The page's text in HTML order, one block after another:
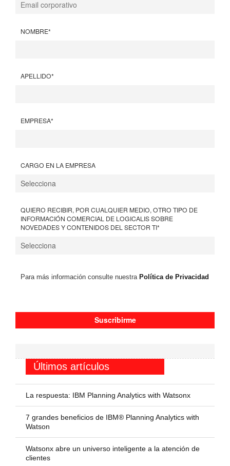
NOMBRE*
APELLIDO*
EMPRESA*
CARGO EN LA EMPRESA
QUIERO RECIBIR, POR CUALQUIER MEDIO, OTRO TIPO DE
INFORMACIÓN COMERCIAL DE LOGICALIS SOBRE
NOVEDADES Y CONTENIDOS DEL SECTOR TI*
Para más información consulte nuestra Política de Privacidad
Últimos artículos
La respuesta: IBM Planning Analytics with Watsonx
7 grandes beneficios de IBM® Planning Analytics with
Watson
Watsonx abre un universo inteligente a la atención de
clientes